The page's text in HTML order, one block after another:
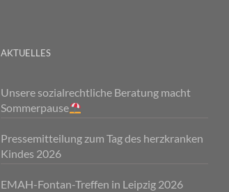
AKTUELLES
Unsere sozialrechtliche Beratung macht
Sommerpause
Pressemitteilung zum Tag des herzkranken
Kindes 2026
EMAH-Fontan-Treffen in Leipzig 2026